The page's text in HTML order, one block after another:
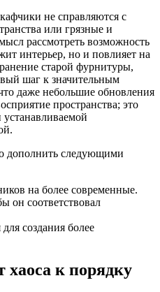
не справляются с
или грязные и
рассмотреть возможность
интерьер, но и повлияет на
старой фурнитуры,
шаг к значительным
даже небольшие обновления
пространства; это
дополнить следующими
на более современные.
он соответствовал
создания более
хаоса к порядку